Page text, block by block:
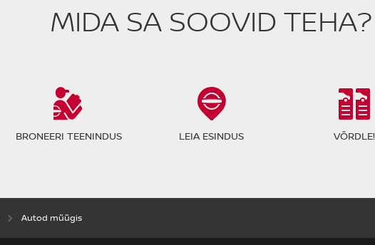
MIDA SA SOOVID TEHA?
BRONEERI TEENINDUS LEIA ESINDUS VÕRDLE!
Autod müügis